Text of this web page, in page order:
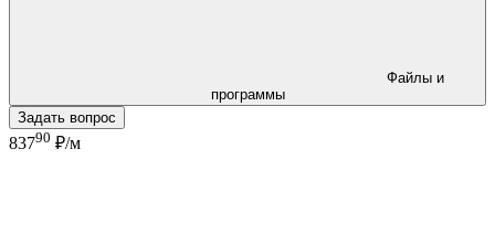
программы
Задать вопрос
83790 ₽/м